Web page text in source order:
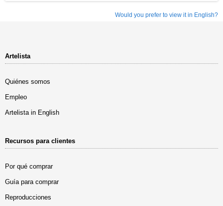
Would you prefer to view it in English?
Artelista
Quiénes somos
Empleo
Artelista in English
Recursos para clientes
Por qué comprar
Guía para comprar
Reproducciones